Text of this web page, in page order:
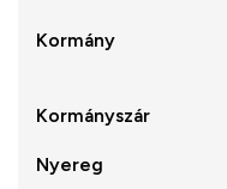
Kormány
Kormányszár
Nyereg